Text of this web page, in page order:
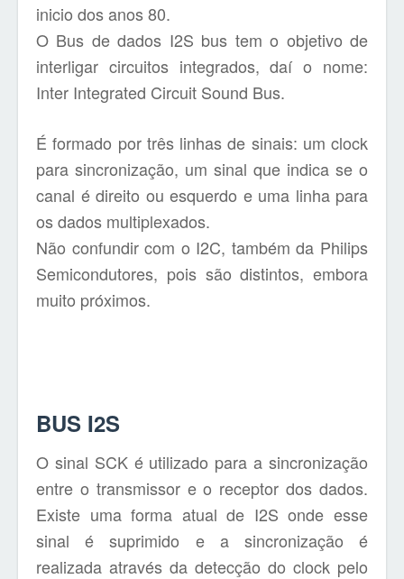
inicio dos anos 80.
O Bus de dados I2S bus tem o objetivo de
interligar circuitos integrados, daí o nome:
Inter Integrated Circuit Sound Bus.
É formado por três linhas de sinais: um clock
para sincronização, um sinal que indica se o
canal é direito ou esquerdo e uma linha para
os dados multiplexados.
Não confundir com o I2C, também da Philips
Semicondutores, pois são distintos, embora
muito próximos.
BUS I2S
O sinal SCK é utilizado para a sincronização
entre o transmissor e o receptor dos dados.
Existe uma forma atual de I2S onde esse
sinal é suprimido e a sincronização é
realizada através da detecção do clock pelo